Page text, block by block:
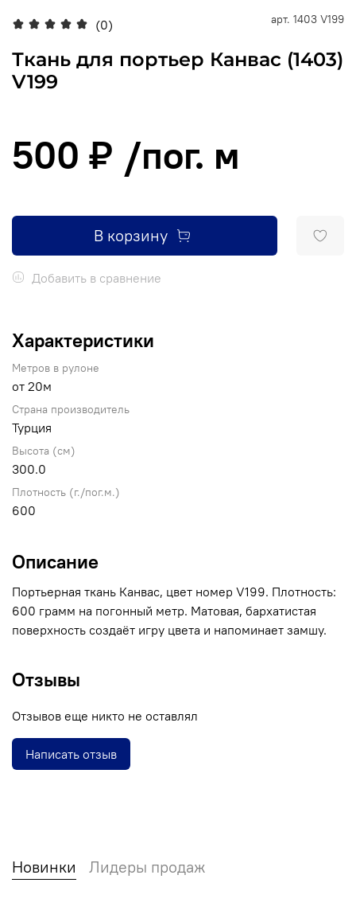
(0) арт. 1403 V199
Ткань для портьер Канвас (1403)
V199
500 ₽ /пог. м
В корзину
Добавить в сравнение
Характеристики
Метров в рулоне
от 20м
Страна производитель
Турция
Высота (см)
300.0
Плотность (г./пог.м.)
600
Описание
Портьерная ткань Канвас, цвет номер V199. Плотность:
600 грамм на погонный метр. Матовая, бархатистая
поверхность создаёт игру цвета и напоминает замшу.
Отзывы
Отзывов еще никто не оставлял
Написать отзыв
Новинки Лидеры продаж